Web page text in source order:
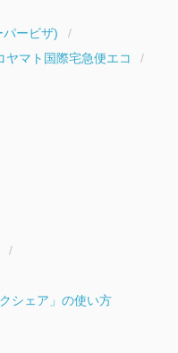
ービザ)
ヤマト国際宅急便エコ
シェア」の使い方